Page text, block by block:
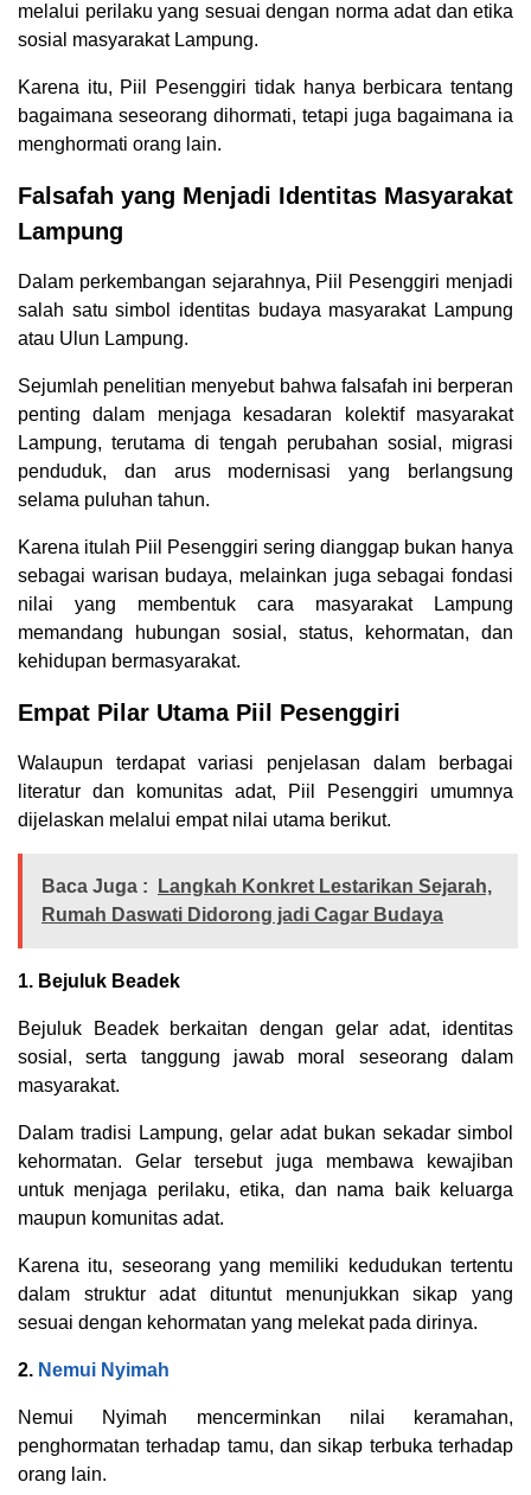
melalui perilaku yang sesuai dengan norma adat dan etika
sosial masyarakat Lampung.
Karena itu, Piil Pesenggiri tidak hanya berbicara tentang
bagaimana seseorang dihormati, tetapi juga bagaimana ia
menghormati orang lain.
Falsafah yang Menjadi Identitas Masyarakat
Lampung
Dalam perkembangan sejarahnya, Piil Pesenggiri menjadi
salah satu simbol identitas budaya masyarakat Lampung
atau Ulun Lampung.
Sejumlah penelitian menyebut bahwa falsafah ini berperan
penting dalam menjaga kesadaran kolektif masyarakat
Lampung, terutama di tengah perubahan sosial, migrasi
penduduk, dan arus modernisasi yang berlangsung
selama puluhan tahun.
Karena itulah Piil Pesenggiri sering dianggap bukan hanya
sebagai warisan budaya, melainkan juga sebagai fondasi
nilai yang membentuk cara masyarakat Lampung
memandang hubungan sosial, status, kehormatan, dan
kehidupan bermasyarakat.
Empat Pilar Utama Piil Pesenggiri
Walaupun terdapat variasi penjelasan dalam berbagai
literatur dan komunitas adat, Piil Pesenggiri umumnya
dijelaskan melalui empat nilai utama berikut.
Baca Juga :
Langkah Konkret Lestarikan Sejarah,
Rumah Daswati Didorong jadi Cagar Budaya
1. Bejuluk Beadek
Bejuluk Beadek berkaitan dengan gelar adat, identitas
sosial, serta tanggung jawab moral seseorang dalam
masyarakat.
Dalam tradisi Lampung, gelar adat bukan sekadar simbol
kehormatan. Gelar tersebut juga membawa kewajiban
untuk menjaga perilaku, etika, dan nama baik keluarga
maupun komunitas adat.
Karena itu, seseorang yang memiliki kedudukan tertentu
dalam struktur adat dituntut menunjukkan sikap yang
sesuai dengan kehormatan yang melekat pada dirinya.
2. Nemui Nyimah
Nemui Nyimah mencerminkan nilai keramahan,
penghormatan terhadap tamu, dan sikap terbuka terhadap
orang lain.